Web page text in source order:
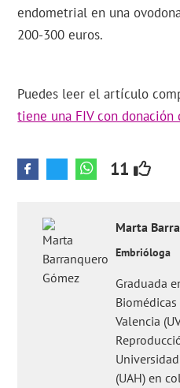
endometrial en una
200-300 euros.
Puedes leer el artículo
tiene una FIV con donación
11
Marta
Embrióloga
Graduada
Valencia
(UAH) en